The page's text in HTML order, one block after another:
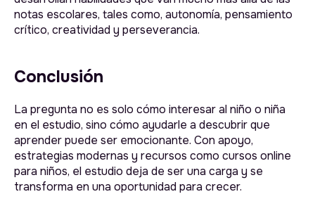
notas escolares, tales como, autonomía, pensamiento
crítico, creatividad y perseverancia.
Conclusión
La pregunta no es solo cómo interesar al niño o niña
en el estudio, sino cómo ayudarle a descubrir que
aprender puede ser emocionante. Con apoyo,
estrategias modernas y recursos como cursos online
para niños, el estudio deja de ser una carga y se
transforma en una oportunidad para crecer.
Todos los derechos reservados
algonova@alg.team
+52 (55) 8957-7849
Política de cookies
Términos y condiciones
Facebook
Blog